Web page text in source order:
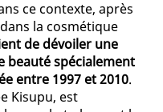
ce contexte, après
la cosmétique
de dévoiler une
beauté spécialement
entre 1997 et 2010.
Kisupu, est